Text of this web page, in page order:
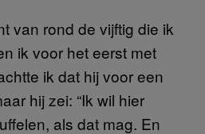
van rond de vijftig die ik
ik voor het eerst met
ik dat hij voor een
hij zei: “Ik wil hier
als dat mag. En